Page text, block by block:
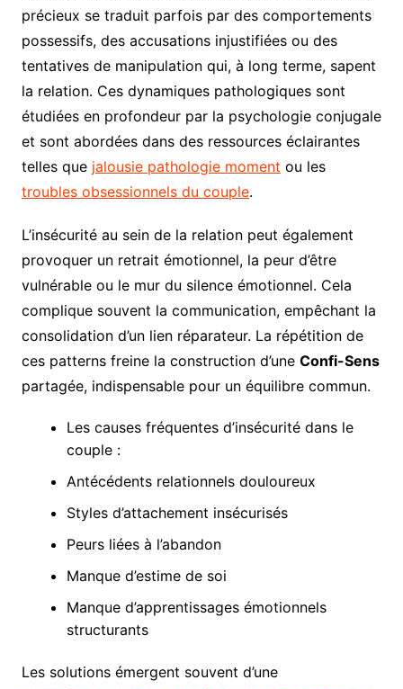
précieux se traduit parfois par des comportements
possessifs, des accusations injustifiées ou des
tentatives de manipulation qui, à long terme, sapent
la relation. Ces dynamiques pathologiques sont
étudiées en profondeur par la psychologie conjugale
et sont abordées dans des ressources éclairantes
telles que jalousie pathologie moment ou les
troubles obsessionnels du couple.
L’insécurité au sein de la relation peut également
provoquer un retrait émotionnel, la peur d’être
vulnérable ou le mur du silence émotionnel. Cela
complique souvent la communication, empêchant la
consolidation d’un lien réparateur. La répétition de
ces patterns freine la construction d’une Confi-Sens
partagée, indispensable pour un équilibre commun.
Les causes fréquentes d’insécurité dans le
couple :
Antécédents relationnels douloureux
Styles d’attachement insécurisés
Peurs liées à l’abandon
Manque d’estime de soi
Manque d’apprentissages émotionnels
structurants
Les solutions émergent souvent d’une